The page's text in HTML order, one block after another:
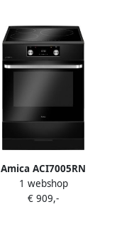
Amica ACI7005RN
Inductiefornuis met
aangesloten 1 Fase
1 webshop
€ 909,-